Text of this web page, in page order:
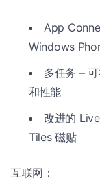
App
Windows
多任务 –
和性能
改进的
Tiles 磁贴
互联网：